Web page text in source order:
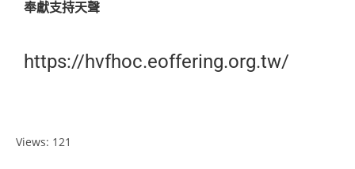
奉獻支持天聲
https://hvfhoc.eoffering.org.tw/
Views: 121